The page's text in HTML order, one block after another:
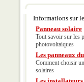
Informations sur
Panneau solaire
Tout savoir sur les
photovoltaiques
Les panneaux
Comment choisir
solaires